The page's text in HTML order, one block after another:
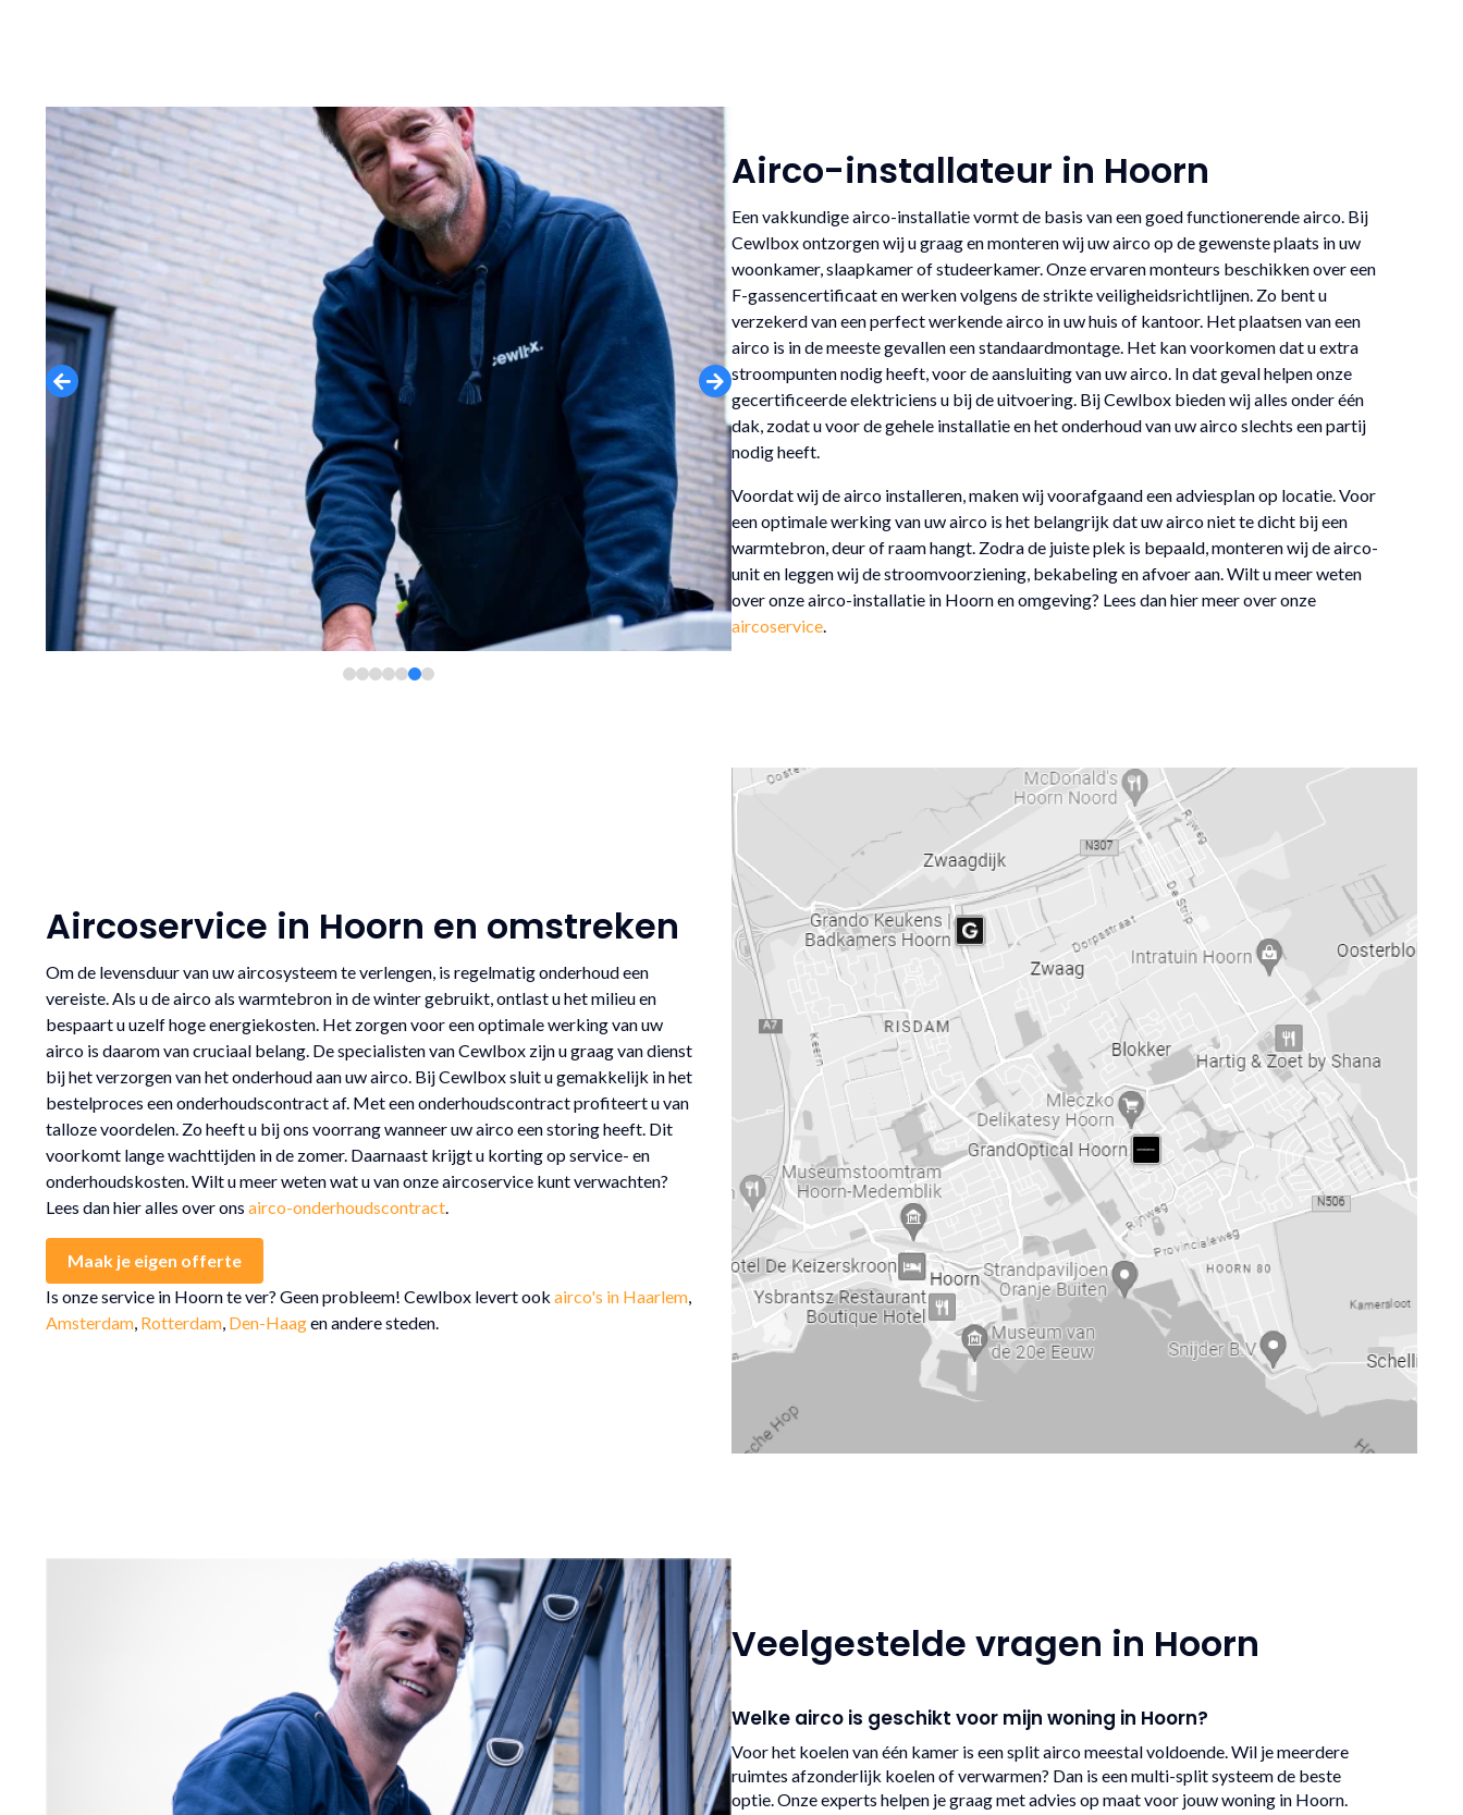
Airco-installateur in Hoorn
Een vakkundige airco-installatie vormt de basis van een goed functionerende airco. Bij
Cewlbox ontzorgen wij u graag en monteren wij uw airco op de gewenste plaats in uw
woonkamer, slaapkamer of studeerkamer. Onze ervaren monteurs beschikken over een
F-gassencertificaat en werken volgens de strikte veiligheidsrichtlijnen. Zo bent u
verzekerd van een perfect werkende airco in uw huis of kantoor. Het plaatsen van een
airco is in de meeste gevallen een standaardmontage. Het kan voorkomen dat u extra
stroompunten nodig heeft, voor de aansluiting van uw airco. In dat geval helpen onze
gecertificeerde elektriciens u bij de uitvoering. Bij Cewlbox bieden wij alles onder één
dak, zodat u voor de gehele installatie en het onderhoud van uw airco slechts een partij
nodig heeft.
Voordat wij de airco installeren, maken wij voorafgaand een adviesplan op locatie. Voor
een optimale werking van uw airco is het belangrijk dat uw airco niet te dicht bij een
warmtebron, deur of raam hangt. Zodra de juiste plek is bepaald, monteren wij de airco-
unit en leggen wij de stroomvoorziening, bekabeling en afvoer aan. Wilt u meer weten
over onze airco-installatie in Hoorn en omgeving? Lees dan hier meer over onze
aircoservice.
Aircoservice in Hoorn en omstreken
Om de levensduur van uw aircosysteem te verlengen, is regelmatig onderhoud een
vereiste. Als u de airco als warmtebron in de winter gebruikt, ontlast u het milieu en
bespaart u uzelf hoge energiekosten. Het zorgen voor een optimale werking van uw
airco is daarom van cruciaal belang. De specialisten van Cewlbox zijn u graag van dienst
bij het verzorgen van het onderhoud aan uw airco. Bij Cewlbox sluit u gemakkelijk in het
bestelproces een onderhoudscontract af. Met een onderhoudscontract profiteert u van
talloze voordelen. Zo heeft u bij ons voorrang wanneer uw airco een storing heeft. Dit
voorkomt lange wachttijden in de zomer. Daarnaast krijgt u korting op service- en
onderhoudskosten. Wilt u meer weten wat u van onze aircoservice kunt verwachten?
Lees dan hier alles over ons airco-onderhoudscontract
Maak je eigen offerte
Is onze service in Hoorn te ver? Geen probleem! Cewlbox levert ook airco's in Haarlem
Amsterdam Rotterdam Den-Haagen andere steden.
Veelgestelde vragen in Hoorn
Welke airco is geschikt voor mijn woning in Hoorn?
Voor het koelen van één kamer is een split airco meestal voldoende. Wil je meerdere
ruimtes afzonderlijk koelen of verwarmen? Dan is een multi-split systeem de beste
optie. Onze experts helpen je graag met advies op maat voor jouw woning in Hoorn.